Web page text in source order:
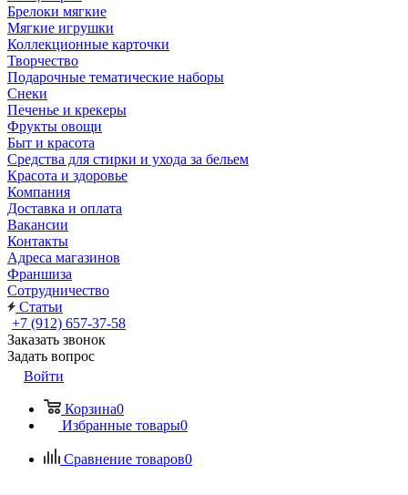
Брелоки мягкие
Мягкие игрушки
Коллекционные карточки
Творчество
Подарочные тематические наборы
Снеки
Печенье и крекеры
Фрукты овощи
Быт и красота
Средства для стирки и ухода за бельем
Красота и здоровье
Компания
Доставка и оплата
Вакансии
Контакты
Адреса магазинов
Франшиза
Сотрудничество
Статьи
+7 (912) 657-37-58
Заказать звонок
Задать вопрос
Войти
Корзина0
Избранные товары0
Сравнение товаров0